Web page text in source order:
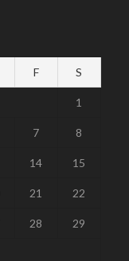
F S
1
7 8
14 15
21 22
28 29